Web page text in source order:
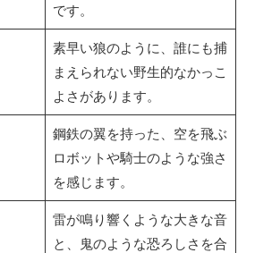
です。
素早い狼のように、誰にも捕
まえられない野生的なかっこ
よさがあります。
鋼鉄の翼を持った、空を飛ぶ
ロボットや騎士のような強さ
を感じます。
雷が鳴り響くような大きな音
と、鬼のような恐ろしさを合